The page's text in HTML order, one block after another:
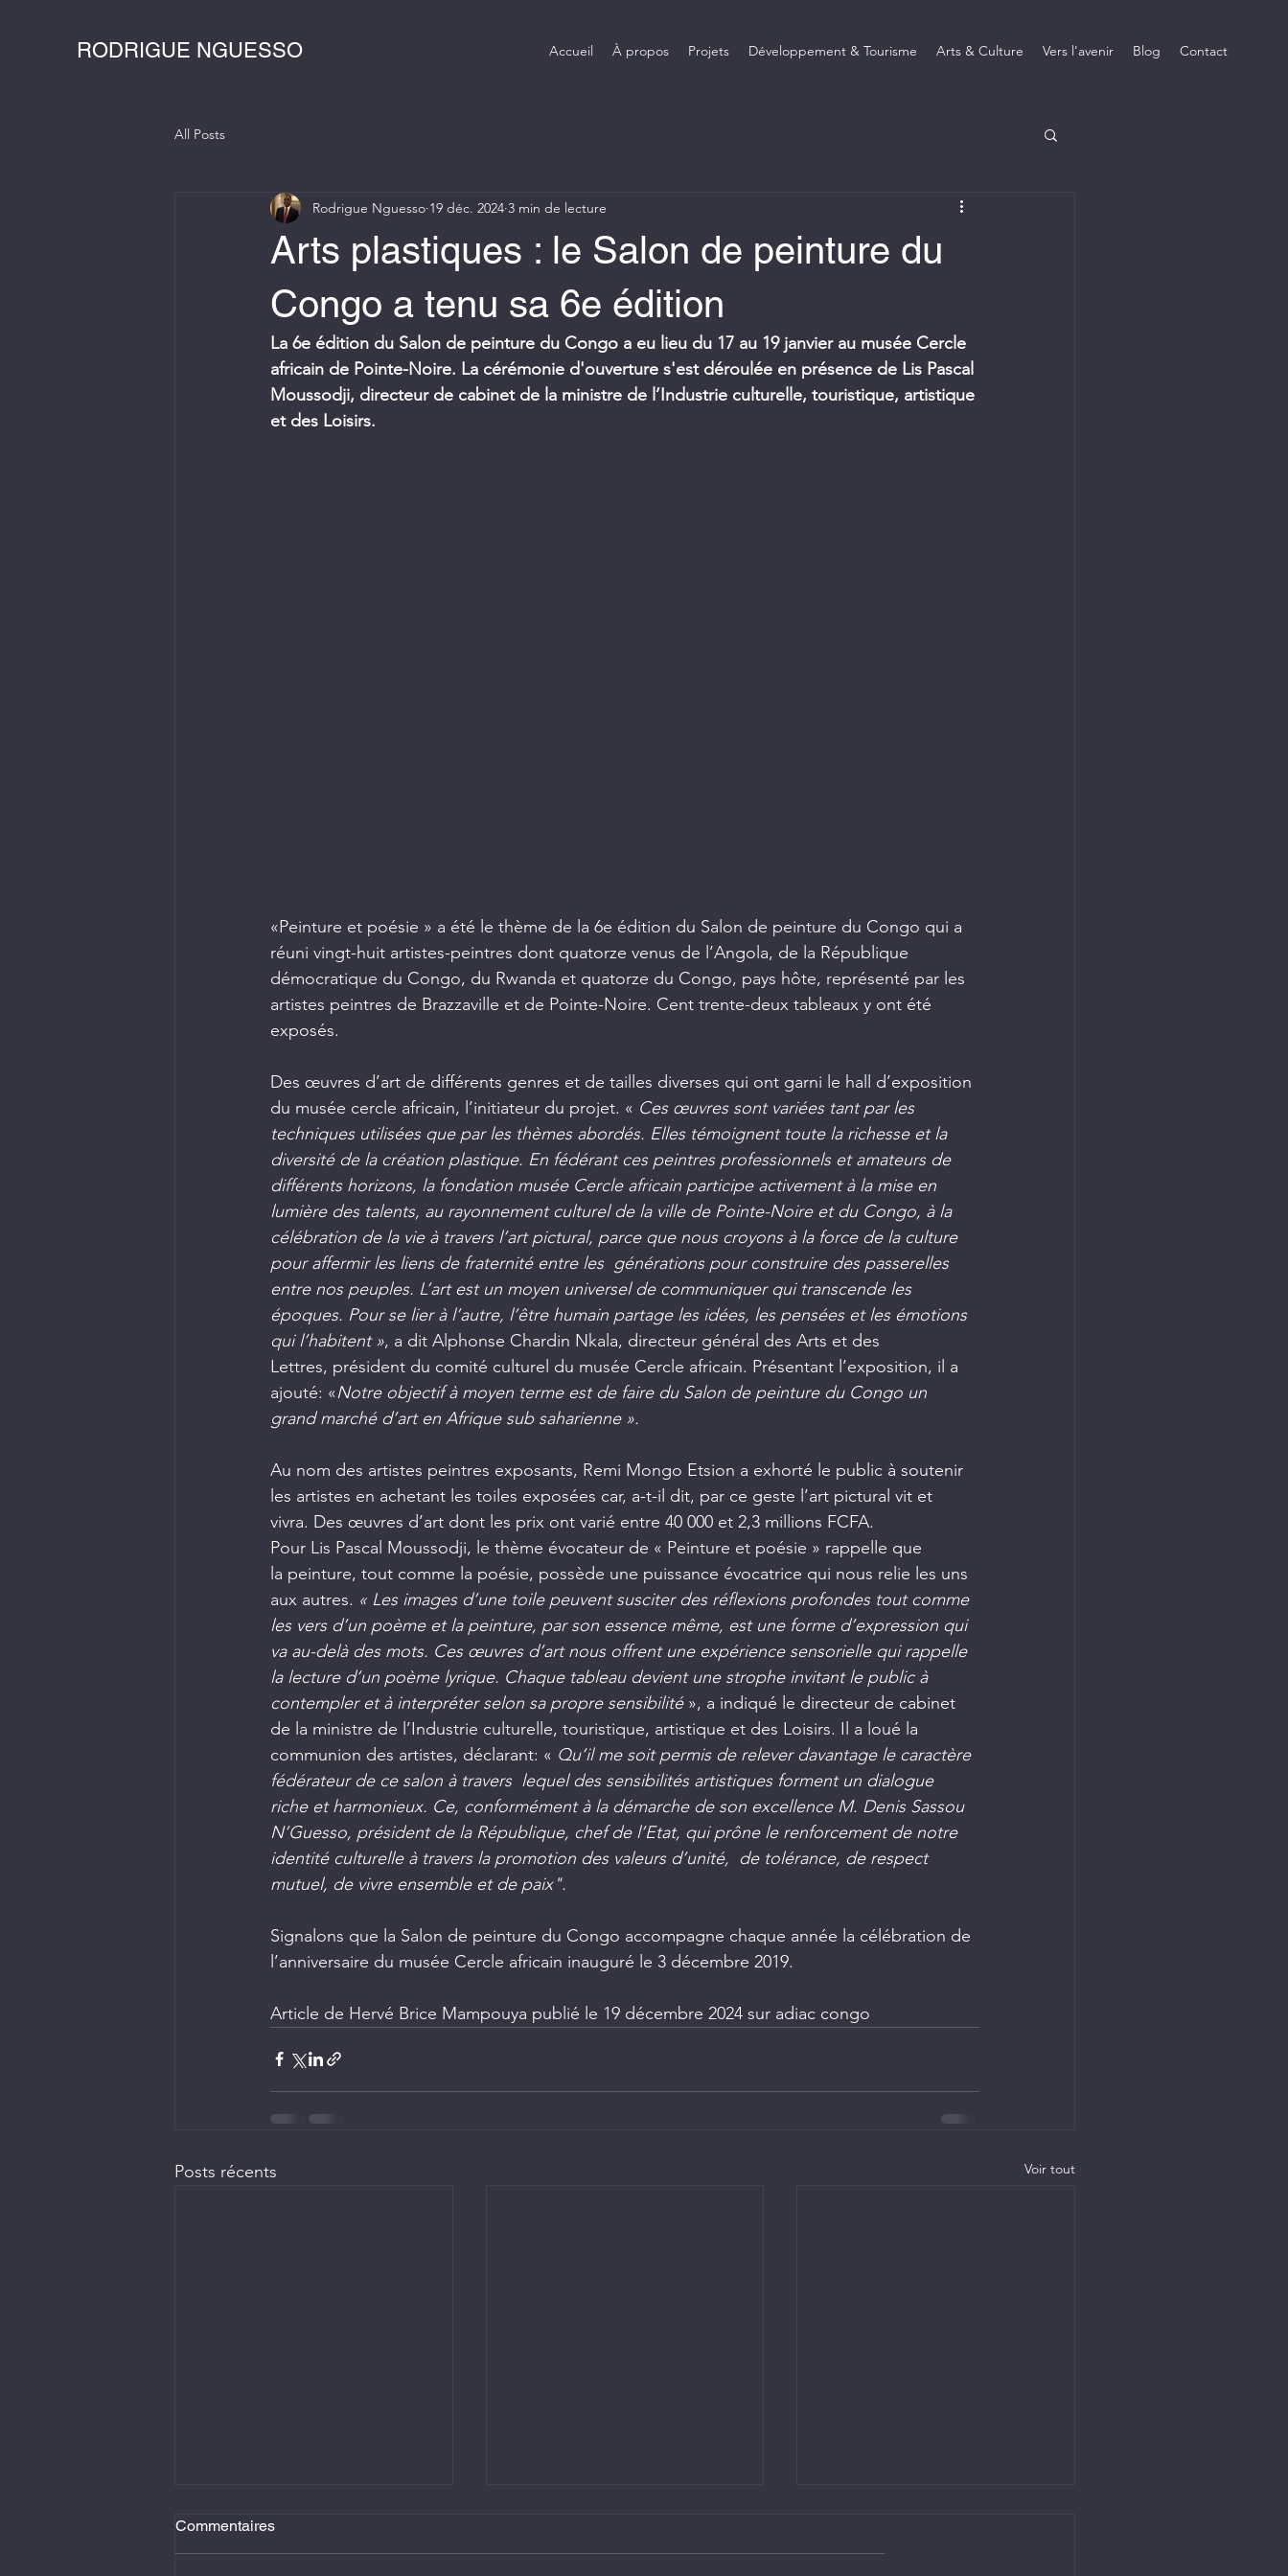
RODRIGUE NGUESSO Accueil À propos Projets Développement & Tourisme Arts & Culture Vers l'avenir Blog Contact
All Posts
Arts plastiques : le Salon de peinture du
Congo a tenu sa 6e édition
Rodrigue Nguesso 19 déc. 2024 3 min de lecture
La 6e édition du Salon de peinture du Congo a eu lieu du 17 au 19 janvier au musée Cercle
africain de Pointe-Noire. La cérémonie d'ouverture s'est déroulée en présence de Lis Pascal
Moussodji, directeur de cabinet de la ministre de l’Industrie culturelle, touristique, artistique
et des Loisirs.
«Peinture et poésie » a été le thème de la 6e édition du Salon de peinture du Congo qui a
réuni vingt-huit artistes-peintres dont quatorze venus de l’Angola, de la République
démocratique du Congo, du Rwanda et quatorze du Congo, pays hôte, représenté par les
artistes peintres de Brazzaville et de Pointe-Noire. Cent trente-deux tableaux y ont été
exposés.
Des œuvres d’art de différents genres et de tailles diverses qui ont garni le hall d’exposition
du musée cercle africain, l’initiateur du projet. « Ces œuvres sont variées tant par les
techniques utilisées que par les thèmes abordés. Elles témoignent toute la richesse et la
diversité de la création plastique. En fédérant ces peintres professionnels et amateurs de
différents horizons, la fondation musée Cercle africain participe activement à la mise en
lumière des talents, au rayonnement culturel de la ville de Pointe-Noire et du Congo, à la
célébration de la vie à travers l’art pictural, parce que nous croyons à la force de la culture
pour affermir les liens de fraternité entre les  générations pour construire des passerelles
entre nos peuples. L’art est un moyen universel de communiquer qui transcende les
époques. Pour se lier à l’autre, l’être humain partage les idées, les pensées et les émotions
qui l’habitent », a dit Alphonse Chardin Nkala, directeur général des Arts et des
Lettres, président du comité culturel du musée Cercle africain. Présentant l’exposition, il a
ajouté: «Notre objectif à moyen terme est de faire du Salon de peinture du Congo un
grand marché d’art en Afrique sub saharienne ».
Au nom des artistes peintres exposants, Remi Mongo Etsion a exhorté le public à soutenir
les artistes en achetant les toiles exposées car, a-t-il dit, par ce geste l’art pictural vit et
vivra. Des œuvres d’art dont les prix ont varié entre 40 000 et 2,3 millions FCFA.
Pour Lis Pascal Moussodji, le thème évocateur de « Peinture et poésie » rappelle que
la peinture, tout comme la poésie, possède une puissance évocatrice qui nous relie les uns
aux autres. « Les images d’une toile peuvent susciter des réflexions profondes tout comme
les vers d’un poème et la peinture, par son essence même, est une forme d’expression qui
va au-delà des mots. Ces œuvres d’art nous offrent une expérience sensorielle qui rappelle
la lecture d’un poème lyrique. Chaque tableau devient une strophe invitant le public à
contempler et à interpréter selon sa propre sensibilité », a indiqué le directeur de cabinet
de la ministre de l’Industrie culturelle, touristique, artistique et des Loisirs. Il a loué la
communion des artistes, déclarant: « Qu’il me soit permis de relever davantage le caractère
fédérateur de ce salon à travers  lequel des sensibilités artistiques forment un dialogue
riche et harmonieux. Ce, conformément à la démarche de son excellence M. Denis Sassou
N’Guesso, président de la République, chef de l’Etat, qui prône le renforcement de notre
identité culturelle à travers la promotion des valeurs d’unité,  de tolérance, de respect
mutuel, de vivre ensemble et de paix".
Signalons que la Salon de peinture du Congo accompagne chaque année la célébration de
l’anniversaire du musée Cercle africain inauguré le 3 décembre 2019.
Article de Hervé Brice Mampouya publié le 19 décembre 2024 sur adiac congo
Posts récents Voir tout
Commentaires